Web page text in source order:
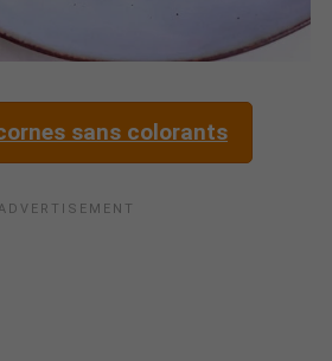
sans colorants